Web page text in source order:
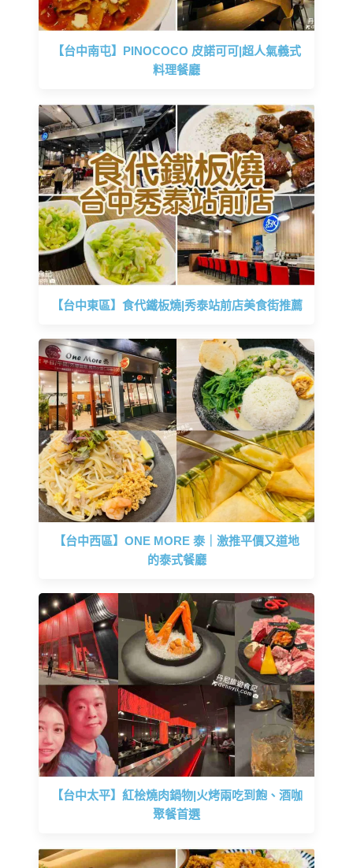
【台中南屯】PINOCOCO 皮諾可可|超人氣義式
料理餐廳
【台中東區】食代鐵板燒|秀泰站前店美食街推薦
【台中西區】ONE MORE 泰｜激推平價又道地
的泰式餐廳
【台中太平】紅桧燒肉鍋物|火烤兩吃到飽、酒咖
聚餐首選